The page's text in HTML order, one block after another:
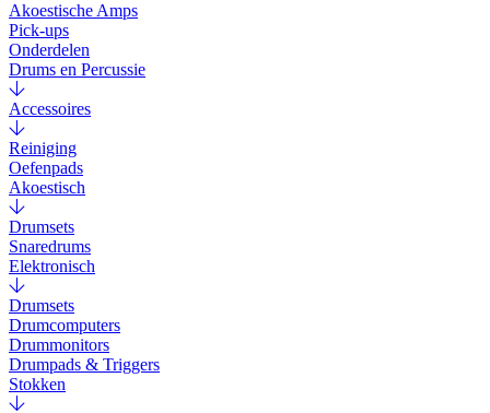
Akoestische Amps
Pick-ups
Onderdelen
Drums en Percussie
Accessoires
Reiniging
Oefenpads
Akoestisch
Drumsets
Snaredrums
Elektronisch
Drumsets
Drumcomputers
Drummonitors
Drumpads & Triggers
Stokken